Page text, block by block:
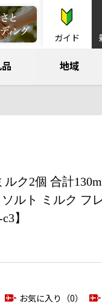
ガイド
地域
ク2個 合計
ルト ミルク フ
】
お気に入り（0）